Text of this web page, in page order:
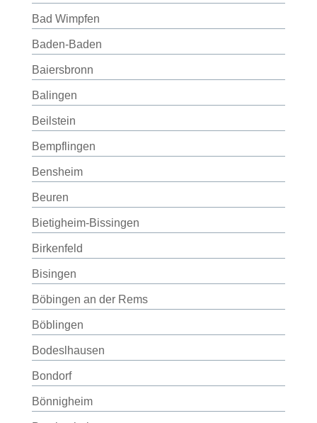
Bad Wimpfen
Baden-Baden
Baiersbronn
Balingen
Beilstein
Bempflingen
Bensheim
Beuren
Bietigheim-Bissingen
Birkenfeld
Bisingen
Böbingen an der Rems
Böblingen
Bodeslhausen
Bondorf
Bönnigheim